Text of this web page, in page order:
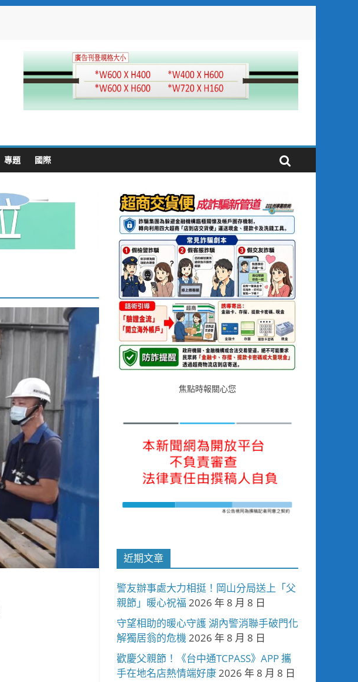
專題 國際
焦點時報關心您
近期文章
警友辦事處大力相挺！岡山分局送上「父
親節」暖心祝福 2026 年 8 月 8 日
守望相助的暖心守護 湖內警消聯手破門化
解獨居翁的危機2026 年 8 月 8 日
歡慶父親節！《台中通TCPASS》APP 攜
手在地名店熱情端好康2026 年 8 月 8 日